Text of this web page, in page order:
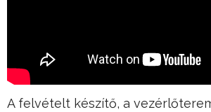
A felvételt készítő, a